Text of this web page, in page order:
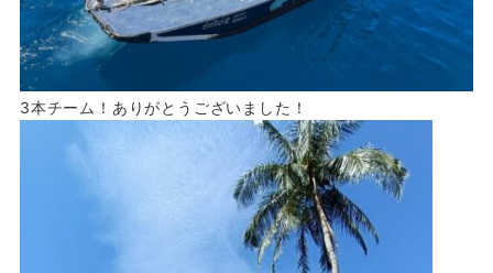
3本チーム！ありがとうございました！